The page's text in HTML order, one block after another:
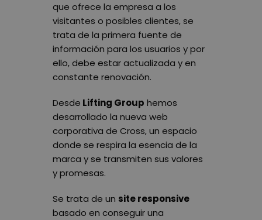
que ofrece la empresa a los
visitantes o posibles clientes, se
trata de la primera fuente de
información para los usuarios y por
ello, debe estar actualizada y en
constante renovación.
Desde Lifting Group hemos
desarrollado la nueva web
corporativa de Cross, un espacio
donde se respira la esencia de la
marca y se transmiten sus valores
y promesas.
Se trata de un site responsive
basado en conseguir una